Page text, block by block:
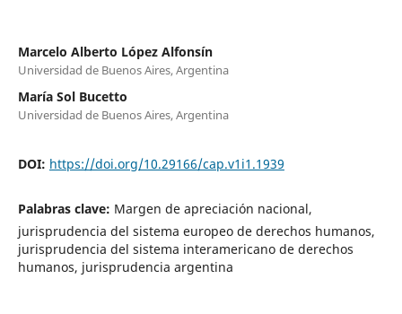
Marcelo Alberto López Alfonsín
Universidad de Buenos Aires, Argentina
María Sol Bucetto
Universidad de Buenos Aires, Argentina
DOI: https://doi.org/10.29166/cap.v1i1.1939
Palabras clave: Margen de apreciación nacional,
jurisprudencia del sistema europeo de derechos humanos,
jurisprudencia del sistema interamericano de derechos
humanos, jurisprudencia argentina